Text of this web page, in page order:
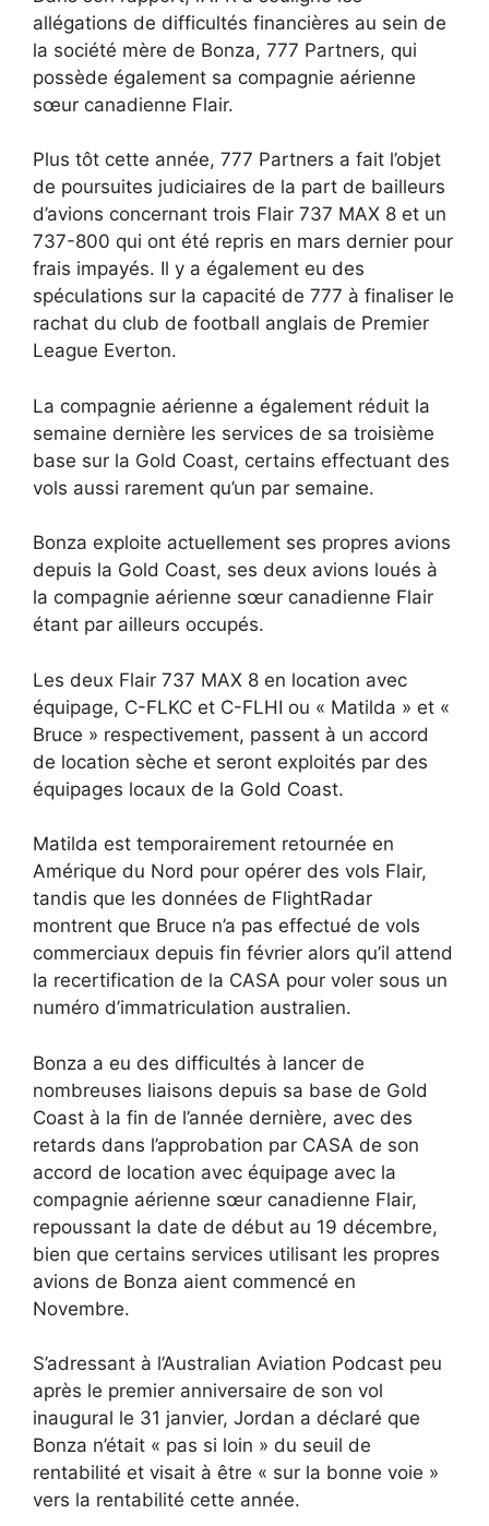
allégations de difficultés financières au sein de
la société mère de Bonza, 777 Partners, qui
possède également sa compagnie aérienne
sœur canadienne Flair.
Plus tôt cette année, 777 Partners a fait l’objet
de poursuites judiciaires de la part de bailleurs
d’avions concernant trois Flair 737 MAX 8 et un
737-800 qui ont été repris en mars dernier pour
frais impayés. Il y a également eu des
spéculations sur la capacité de 777 à finaliser le
rachat du club de football anglais de Premier
League Everton.
La compagnie aérienne a également réduit la
semaine dernière les services de sa troisième
base sur la Gold Coast, certains effectuant des
vols aussi rarement qu’un par semaine.
Bonza exploite actuellement ses propres avions
depuis la Gold Coast, ses deux avions loués à
la compagnie aérienne sœur canadienne Flair
étant par ailleurs occupés.
Les deux Flair 737 MAX 8 en location avec
équipage, C-FLKC et C-FLHI ou « Matilda » et «
Bruce » respectivement, passent à un accord
de location sèche et seront exploités par des
équipages locaux de la Gold Coast.
Matilda est temporairement retournée en
Amérique du Nord pour opérer des vols Flair,
tandis que les données de FlightRadar
montrent que Bruce n’a pas effectué de vols
commerciaux depuis fin février alors qu’il attend
la recertification de la CASA pour voler sous un
numéro d’immatriculation australien.
Bonza a eu des difficultés à lancer de
nombreuses liaisons depuis sa base de Gold
Coast à la fin de l’année dernière, avec des
retards dans l’approbation par CASA de son
accord de location avec équipage avec la
compagnie aérienne sœur canadienne Flair,
repoussant la date de début au 19 décembre,
bien que certains services utilisant les propres
avions de Bonza aient commencé en
Novembre.
S’adressant à l’Australian Aviation Podcast peu
après le premier anniversaire de son vol
inaugural le 31 janvier, Jordan a déclaré que
Bonza n’était « pas si loin » du seuil de
rentabilité et visait à être « sur la bonne voie »
vers la rentabilité cette année.